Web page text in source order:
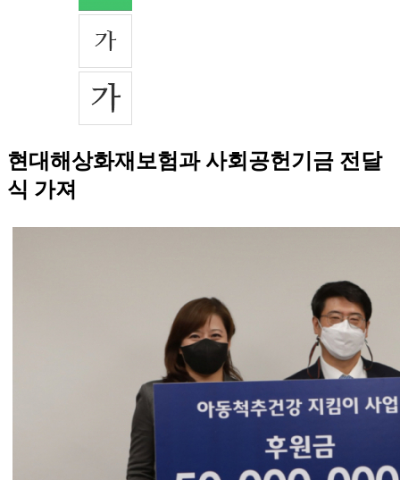
현대해상화재보험과 사회공헌기금 전달
식 가져